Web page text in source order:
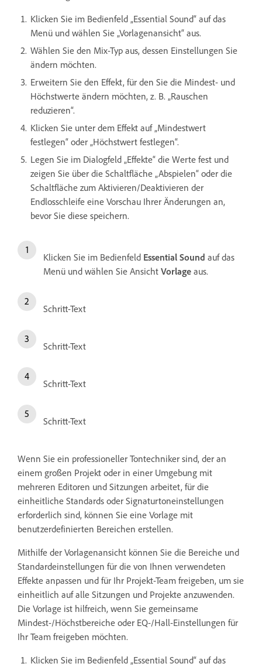
Klicken Sie im Bedienfeld „Essential Sound“ auf das
Menü und wählen Sie „Vorlagenansicht“ aus.
Wählen Sie den Mix-Typ aus, dessen Einstellungen Sie
ändern möchten.
Erweitern Sie den Effekt, für den Sie die Mindest- und
Höchstwerte ändern möchten, z. B. „Rauschen
reduzieren“.
Klicken Sie unter dem Effekt auf „Mindestwert
festlegen“ oder „Höchstwert festlegen“.
Legen Sie im Dialogfeld „Effekte“ die Werte fest und
zeigen Sie über die Schaltfläche „Abspielen“ oder die
Schaltfläche zum Aktivieren/Deaktivieren der
Endlosschleife eine Vorschau Ihrer Änderungen an,
bevor Sie diese speichern.
Klicken Sie im Bedienfeld Essential Sound auf das
Menü und wählen Sie Ansicht Vorlage aus.
Schritt-Text
Schritt-Text
Schritt-Text
Schritt-Text
Wenn Sie ein professioneller Tontechniker sind, der an
einem großen Projekt oder in einer Umgebung mit
mehreren Editoren und Sitzungen arbeitet, für die
einheitliche Standards oder Signaturtoneinstellungen
erforderlich sind, können Sie eine Vorlage mit
benutzerdefinierten Bereichen erstellen.
Mithilfe der Vorlagenansicht können Sie die Bereiche und
Standardeinstellungen für die von Ihnen verwendeten
Effekte anpassen und für Ihr Projekt-Team freigeben, um sie
einheitlich auf alle Sitzungen und Projekte anzuwenden.
Die Vorlage ist hilfreich, wenn Sie gemeinsame
Mindest-/Höchstbereiche oder EQ-/Hall-Einstellungen für
Ihr Team freigeben möchten.
Klicken Sie im Bedienfeld „Essential Sound“ auf das